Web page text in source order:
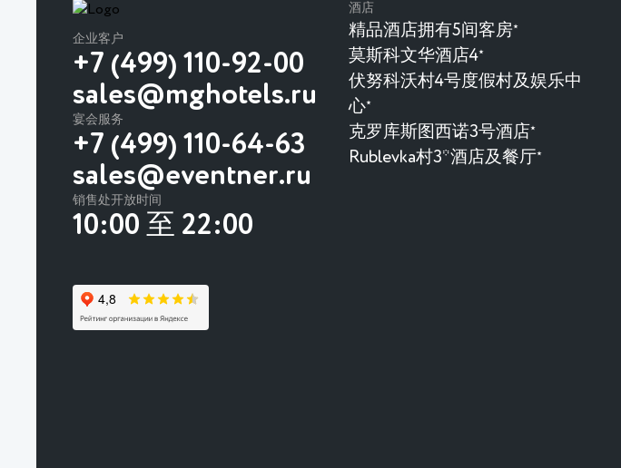
企业客户
+7 (499) 110-92-00
sales@mghotels.ru
宴会服务
+7 (499) 110-64-63
sales@eventner.ru
销售处开放时间
10:00 至 22:00
酒店
精品酒店拥有5间客房★
莫斯科文华酒店4★
伏努科沃村4号度假村及娱乐中
心★
克罗库斯图西诺3号酒店 ★
Rublevka村3*酒店及餐厅★